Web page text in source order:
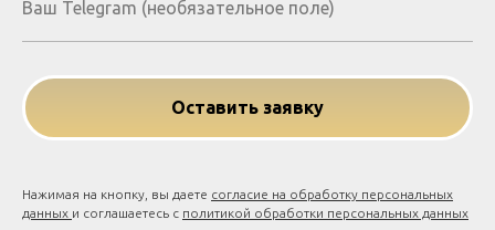
Оставить заявку
Нажимая на кнопку, вы даете согласие на обработку персональных
данных и соглашаетесь c политикой обработки персональных данных